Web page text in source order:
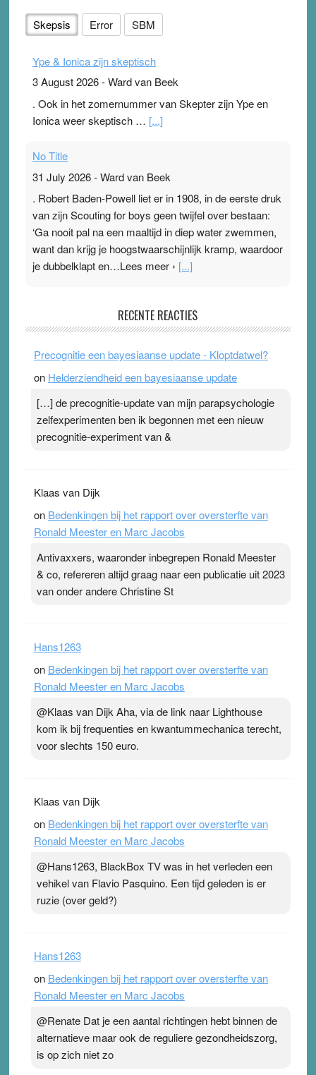
Skepsis Error SBM
Ype & Ionica zijn skeptisch
3 August 2026-Ward van Beek
. Ook in het zomernummer van Skepter zijn Ype en
Ionica weer skeptisch … [...]
No Title
31 July 2026-Ward van Beek
. Robert Baden-Powell liet er in 1908, in de eerste druk
van zijn Scouting for boys geen twijfel over bestaan:
‘Ga nooit pal na een maaltijd in diep water zwemmen,
want dan krijg je hoogstwaarschijnlijk kramp, waardoor
je dubbelklapt en…Lees meer › [...]
Ward van Beek
topsporters. Ze hopen ermee hun hartslag te verlagen
terwijl ze meer zuurstof opnemen. Daarop heeft zo’n
ademen’ kan goud waard zijn. Door…Lees meer
Pleisterplakkers in de topspsort ›[...]
RECENTE REACTIES
Precognitie een bayesiaanse update - Kloptdatwel?
on Helderziendheid een bayesiaanse update
[…] de precognitie-update van mijn parapsychologie
zelfexperimenten ben ik begonnen met een nieuw
precognitie-experiment van &
Klaas van Dijk
on Bedenkingen bij het rapport over oversterfte van
Ronald Meester en Marc Jacobs
Antivaxxers, waaronder inbegrepen Ronald Meester
& co, refereren altijd graag naar een publicatie uit 2023
van onder andere Christine St
Hans1263
on Bedenkingen bij het rapport over oversterfte van
Ronald Meester en Marc Jacobs
@Klaas van Dijk Aha, via de link naar Lighthouse
kom ik bij frequenties en kwantummechanica terecht,
voor slechts 150 euro.
Klaas van Dijk
on Bedenkingen bij het rapport over oversterfte van
Ronald Meester en Marc Jacobs
@Hans1263, BlackBox TV was in het verleden een
vehikel van Flavio Pasquino. Een tijd geleden is er
ruzie (over geld?)
Hans1263
on Bedenkingen bij het rapport over oversterfte van
Ronald Meester en Marc Jacobs
@Renate Dat je een aantal richtingen hebt binnen de
alternatieve maar ook de reguliere gezondheidszorg,
is op zich niet zo